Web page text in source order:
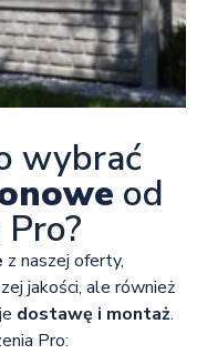
wybrać
od
z naszej oferty,
jakości, ale również
dostawę i montaż.
Pro: